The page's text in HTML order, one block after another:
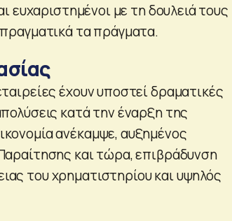
ευχαριστημένοι με τη δουλειά τους
τα πράγματα.
έχουν υποστεί δραματικές
κατά την έναρξη της
ανέκαμψε, αυξημένος
και τώρα, επιβράδυνση
του χρηματιστηρίου και υψηλός